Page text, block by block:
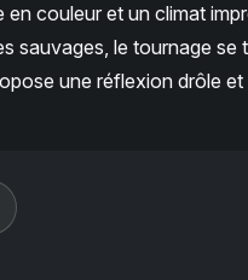
couleur et un climat
sauvages, le tournage se
une réflexion drôle